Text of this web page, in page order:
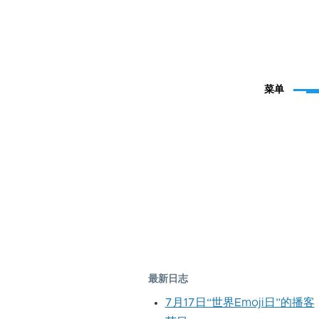
菜单
最新日志
7月17日“世界Emoji日”的播客